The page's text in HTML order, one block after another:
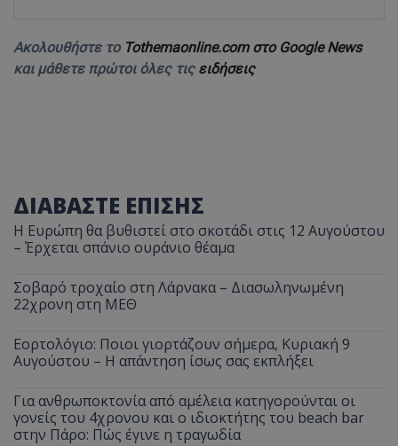
Ακολουθήστε το Tothemaonline.com στο Google News
και μάθετε πρώτοι όλες τις ειδήσεις
ΔΙΑΒΑΣΤΕ ΕΠΙΣΗΣ
Η Ευρώπη θα βυθιστεί στο σκοτάδι στις 12 Αυγούστου
– Έρχεται σπάνιο ουράνιο θέαμα
Σοβαρό τροχαίο στη Λάρνακα – Διασωληνωμένη
22χρονη στη ΜΕΘ
Εορτολόγιο: Ποιοι γιορτάζουν σήμερα, Κυριακή 9
Αυγούστου – Η απάντηση ίσως σας εκπλήξει
Για ανθρωποκτονία από αμέλεια κατηγορούνται οι
γονείς του 4χρονου και ο ιδιοκτήτης του beach bar
στην Πάρο: Πώς έγινε η τραγωδία